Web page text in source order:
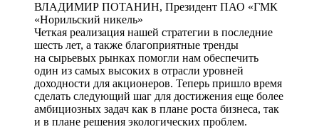
ВЛАДИМИР ПОТАНИН, Президент ПАО «ГМК
«Норильский никель»
Четкая реализация нашей стратегии в последние
шесть лет, а также благоприятные тренды
на сырьевых рынках помогли нам обеспечить
один из самых высоких в отрасли уровней
доходности для акционеров. Теперь пришло время
сделать следующий шаг для достижения еще более
амбициозных задач как в плане роста бизнеса, так
и в плане решения экологических проблем.